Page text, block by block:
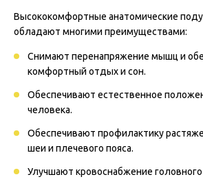
Высококомфортные анатомические
обладают многими преимуществами:
Снимают перенапряжение мышц и
комфортный отдых и сон.
Обеспечивают естественное
человека.
Обеспечивают профилактику
шеи и плечевого пояса.
Улучшают кровоснабжение головного